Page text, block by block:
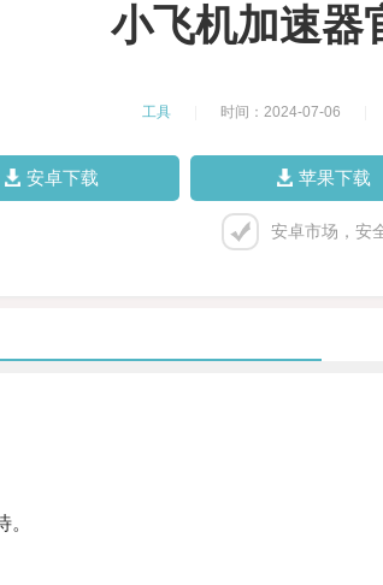
小飞机加速器
工具 时间：2024-07-06
安卓下载 苹果下载
安卓市场，安